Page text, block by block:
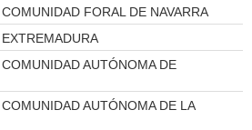
COMUNIDAD FORAL DE NAVARRA
EXTREMADURA
COMUNIDAD AUTÓNOMA DE
COMUNIDAD AUTÓNOMA DE LA